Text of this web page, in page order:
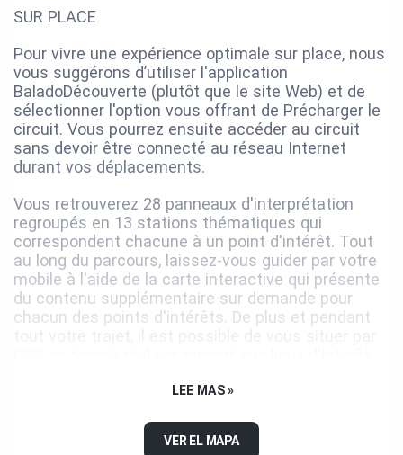
SUR PLACE
Pour vivre une expérience optimale sur place, nous
vous suggérons d’utiliser l'application
BaladoDécouverte (plutôt que le site Web) et de
sélectionner l'option vous offrant de Précharger le
circuit. Vous pourrez ensuite accéder au circuit
sans devoir être connecté au réseau Internet
durant vos déplacements.
Vous retrouverez 28 panneaux d'interprétation
regroupés en 13 stations thématiques qui
correspondent chacune à un point d'intérêt. Tout
au long du parcours, laissez-vous guider par votre
mobile à l'aide de la carte interactive qui présente
du contenu supplémentaire sur demande pour
chacun des points d'intérêts. De plus et pendant
Vous y trouverez également des codes QR menant
avec la thématique abordée sur divers panneaux.
LEE MAS »
VER EL MAPA